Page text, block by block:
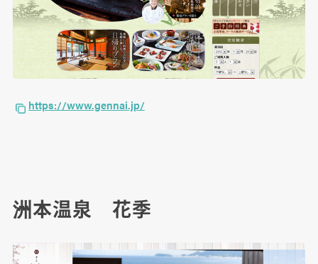
https://www.gennai.jp/
洲本温泉 花季